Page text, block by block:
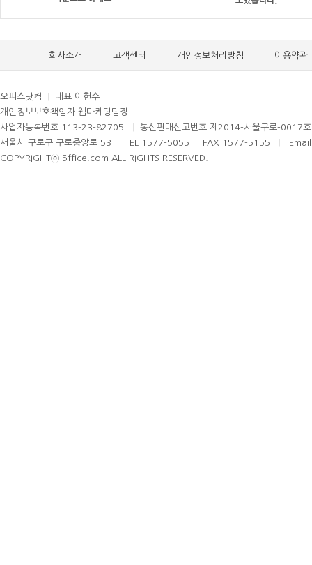
회사소개 고객센터 개인정보처리방침 이용약관
오피스닷컴
대표 이헌수
개인정보보호책임자 웹마케팅팀장
사업자등록번호 113-23-82705
통신판매신고번호 제2014-서울구로-0017
서울시 구로구 구로중앙로 53
TEL 1577-5055 FAX 1577-5155
COPYRIGHTⓒ 5ffice.com ALL RIGHTS RESERVED.